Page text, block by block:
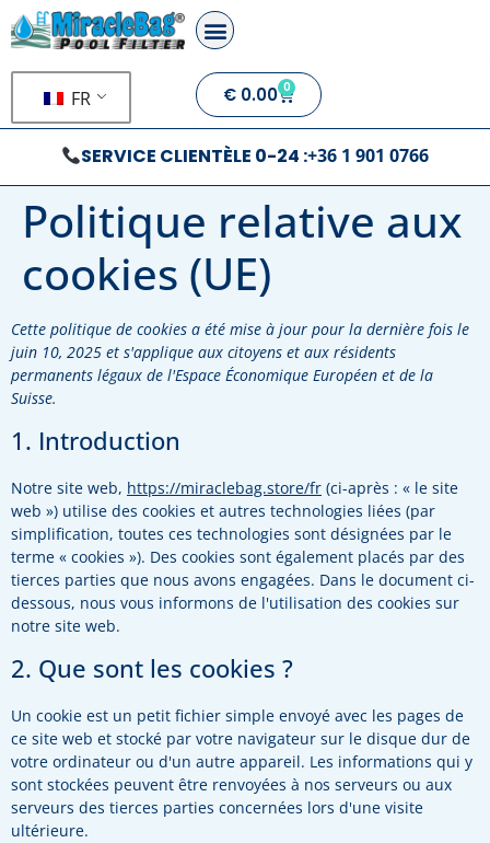
FR € 0.00 0
SERVICE CLIENTÈLE 0-24 :+36 1 901 0766
Politique relative aux
cookies (UE)
Cette politique de cookies a été mise à jour pour la dernière fois le
juin 10, 2025 et s'applique aux citoyens et aux résidents
permanents légaux de l'Espace Économique Européen et de la
Suisse.
1. Introduction
Notre site web, https://miraclebag.store/fr (ci-après : « le site
web ») utilise des cookies et autres technologies liées (par
simplification, toutes ces technologies sont désignées par le
terme « cookies »). Des cookies sont également placés par des
tierces parties que nous avons engagées. Dans le document ci-
dessous, nous vous informons de l'utilisation des cookies sur
notre site web.
2. Que sont les cookies ?
Un cookie est un petit fichier simple envoyé avec les pages de
ce site web et stocké par votre navigateur sur le disque dur de
votre ordinateur ou d'un autre appareil. Les informations qui y
sont stockées peuvent être renvoyées à nos serveurs ou aux
serveurs des tierces parties concernées lors d'une visite
ultérieure.